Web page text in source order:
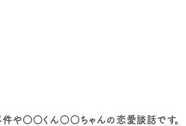
件や○○くん○○ちゃんの恋愛談話です。